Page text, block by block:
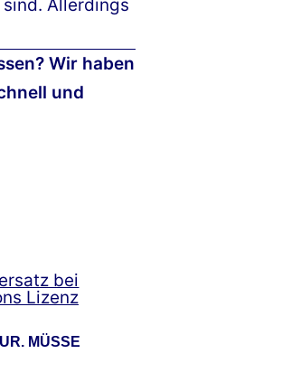
Allerdings
Wir haben
und
MÜSSE